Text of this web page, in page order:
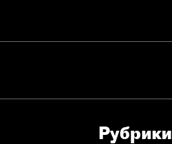
Рубрики